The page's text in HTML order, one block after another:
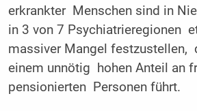
erkrankter Menschen sind in
in 3 von 7 Psychiatrieregionen
massiver Mangel festzustellen,
einem unnötig hohen Anteil an
pensionierten Personen führt.